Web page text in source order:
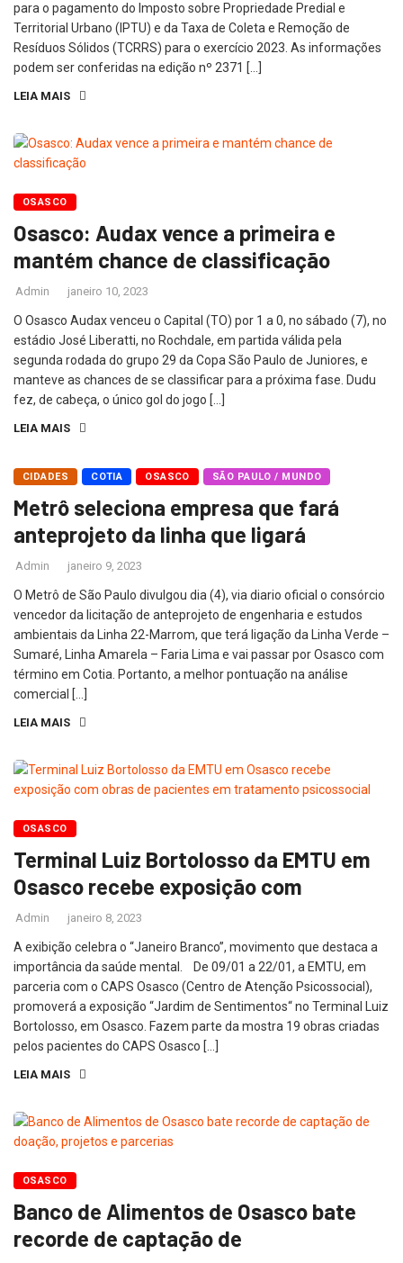
para o pagamento do Imposto sobre Propriedade Predial e
Territorial Urbano (IPTU) e da Taxa de Coleta e Remoção de
Resíduos Sólidos (TCRRS) para o exercício 2023. As informações
podem ser conferidas na edição nº 2371 […]
LEIA MAIS
OSASCO
Osasco: Audax vence a primeira e
mantém chance de classificação
Admin janeiro 10, 2023
O Osasco Audax venceu o Capital (TO) por 1 a 0, no sábado (7), no
estádio José Liberatti, no Rochdale, em partida válida pela
segunda rodada do grupo 29 da Copa São Paulo de Juniores, e
manteve as chances de se classificar para a próxima fase. Dudu
fez, de cabeça, o único gol do jogo […]
LEIA MAIS
CIDADES COTIA OSASCO SÃO PAULO / MUNDO
Metrô seleciona empresa que fará
anteprojeto da linha que ligará
Admin janeiro 9, 2023
O Metrô de São Paulo divulgou dia (4), via diario oficial o consórcio
vencedor da licitação de anteprojeto de engenharia e estudos
ambientais da Linha 22-Marrom, que terá ligação da Linha Verde –
Sumaré, Linha Amarela – Faria Lima e vai passar por Osasco com
término em Cotia. Portanto, a melhor pontuação na análise
comercial […]
LEIA MAIS
OSASCO
Terminal Luiz Bortolosso da EMTU em
Osasco recebe exposição com
Admin janeiro 8, 2023
A exibição celebra o “Janeiro Branco”, movimento que destaca a
importância da saúde mental. De 09/01 a 22/01, a EMTU, em
parceria com o CAPS Osasco (Centro de Atenção Psicossocial),
promoverá a exposição “Jardim de Sentimentos“ no Terminal Luiz
Bortolosso, em Osasco. Fazem parte da mostra 19 obras criadas
pelos pacientes do CAPS Osasco […]
LEIA MAIS
OSASCO
Banco de Alimentos de Osasco bate
recorde de captação de